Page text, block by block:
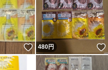
いいね！
480円